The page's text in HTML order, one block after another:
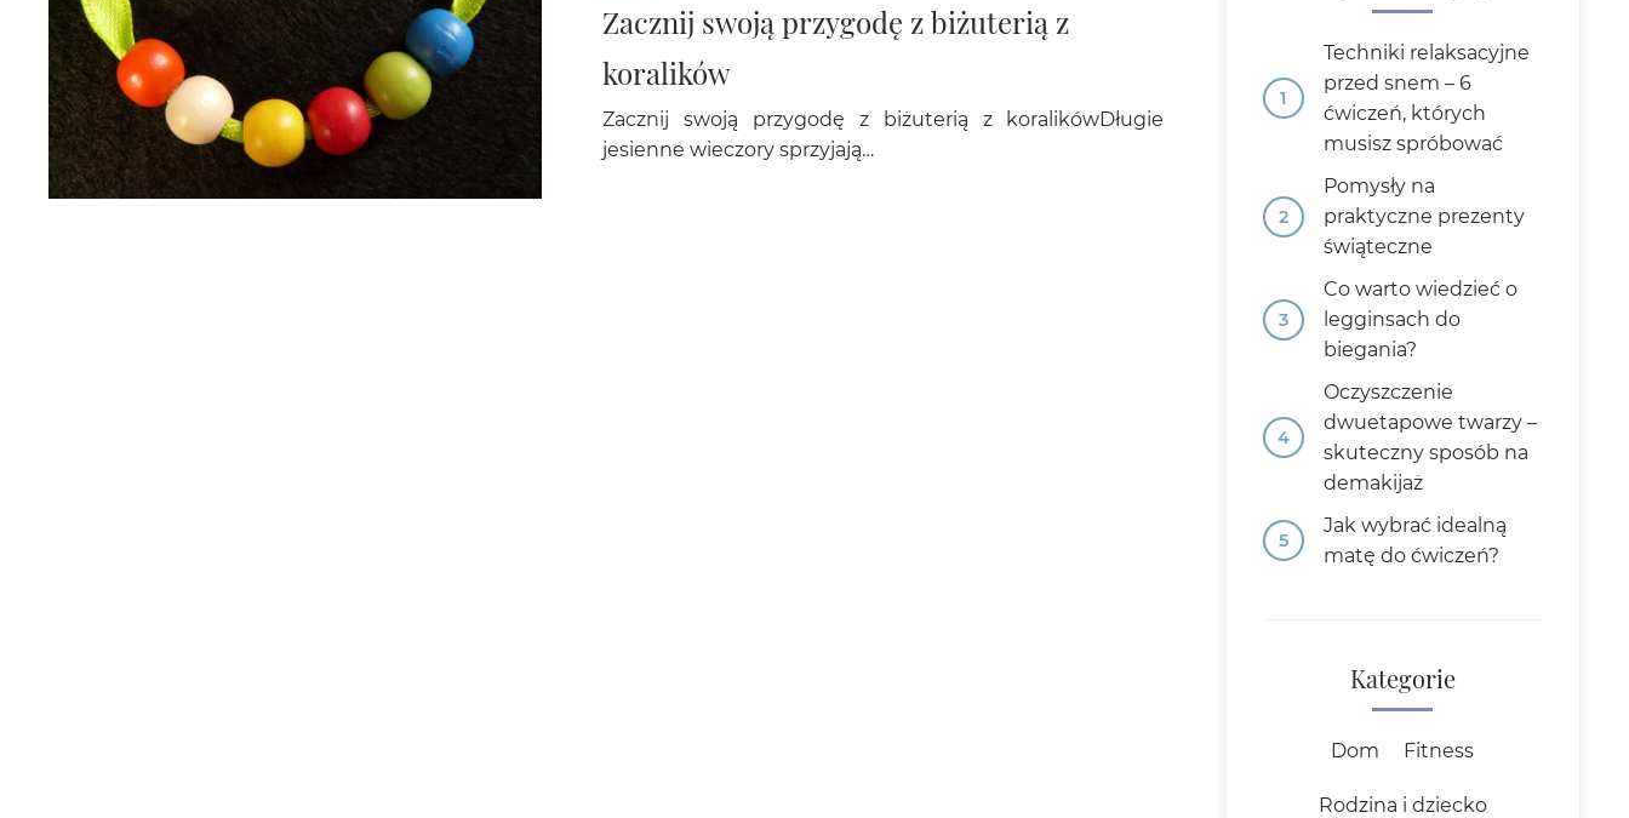
Zacznij swoją przygodę z biżuterią z
koralików
Zacznij swoją przygodę z biżuterią z koralikówDługie
jesienne wieczory sprzyjają…
Techniki relaksacyjne
przed snem – 6
ćwiczeń, których
musisz spróbować
Pomysły na
praktyczne prezenty
świąteczne
Co warto wiedzieć o
legginsach do
biegania?
Oczyszczenie
dwuetapowe twarzy –
skuteczny sposób na
demakijaż
Jak wybrać idealną
matę do ćwiczeń?
Kategorie
Dom Fitness
Rodzina i dziecko